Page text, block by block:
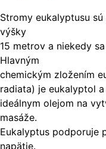
Stromy eukalyptusu
výšky
15 metrov a niekedy
Hlavným
chemickým zložením
radiata) je eukalyptol
ideálnym olejom na
masáže.
Eukalyptus podporuje
napätie.